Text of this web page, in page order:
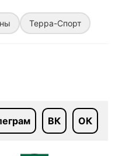
Терра-Спорт
ВК ОК